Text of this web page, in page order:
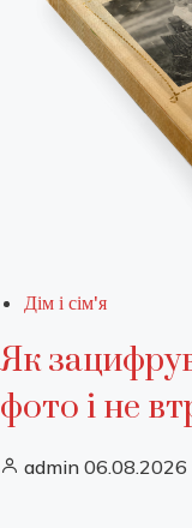
Дім і сім'я
Як
фото і не
admin 06.08.2026